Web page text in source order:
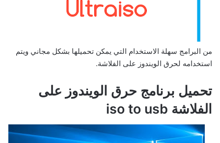
من البرامج سهلة الاستخدام التي يمكن تحميلها بشكل مجاني ويتم
استخدامه لحرق الويندوز على الفلاشة.
تحميل برنامج حرق الويندوز على
الفلاشة iso to usb